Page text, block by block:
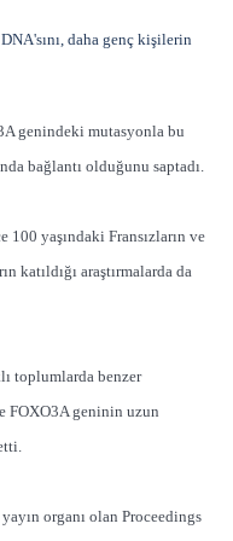
daha genç kişilerin
genindeki mutasyonla bu
bağlantı olduğunu saptadı.
100 yaşındaki Fransızların ve
katıldığı araştırmalarda da
toplumlarda benzer
FOXO3A geninin uzun
organı olan Proceedings